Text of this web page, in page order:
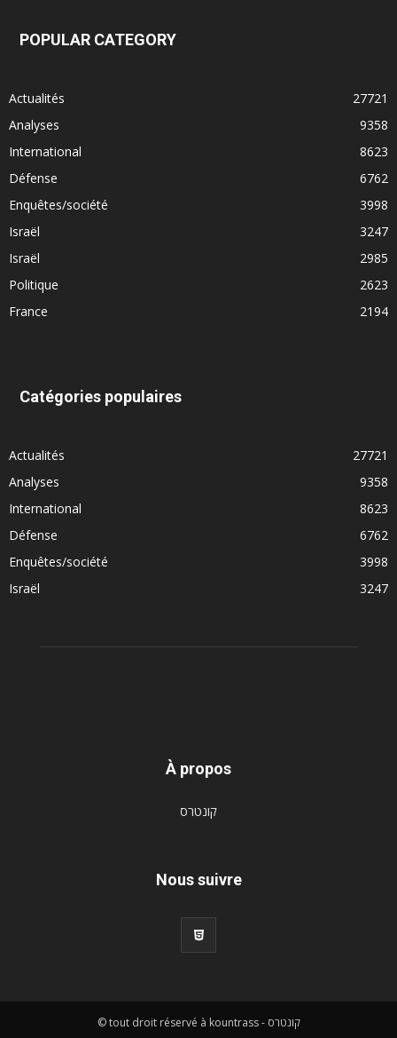
POPULAR CATEGORY
Actualités
27721
Analyses
9358
International
8623
Défense
6762
Enquêtes/société
3998
Israël
3247
Israël
2985
Politique
2623
France
2194
Catégories populaires
Actualités
27721
Analyses
9358
International
8623
Défense
6762
Enquêtes/société
3998
Israël
3247
À propos
קונטרס
Nous suivre
© tout droit réservé à kountrass - קונטרס